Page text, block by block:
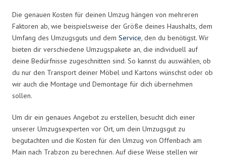
Die genauen Kosten für deinen Umzug hängen von mehreren
Faktoren ab, wie beispielsweise der Größe deines Haushalts, dem
Umfang des Umzugsguts und dem Service, den du benötigst. Wir
bieten dir verschiedene Umzugspakete an, die individuell auf
deine Bedürfnisse zugeschnitten sind. So kannst du auswählen, ob
du nur den Transport deiner Möbel und Kartons wünschst oder ob
wir auch die Montage und Demontage für dich übernehmen
sollen.
Um dir ein genaues Angebot zu erstellen, besucht dich einer
unserer Umzugsexperten vor Ort, um dein Umzugsgut zu
begutachten und die Kosten für den Umzug von Offenbach am
Main nach Trabzon zu berechnen. Auf diese Weise stellen wir